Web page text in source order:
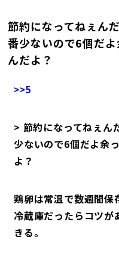
節約になってねぇん
番少ないので6個だ
んだよ？
>>5
> 節約になってねぇん
少ないので6個だよ余
よ？
鶏卵は常温で数週間保
冷蔵庫だったらコツが
きる。